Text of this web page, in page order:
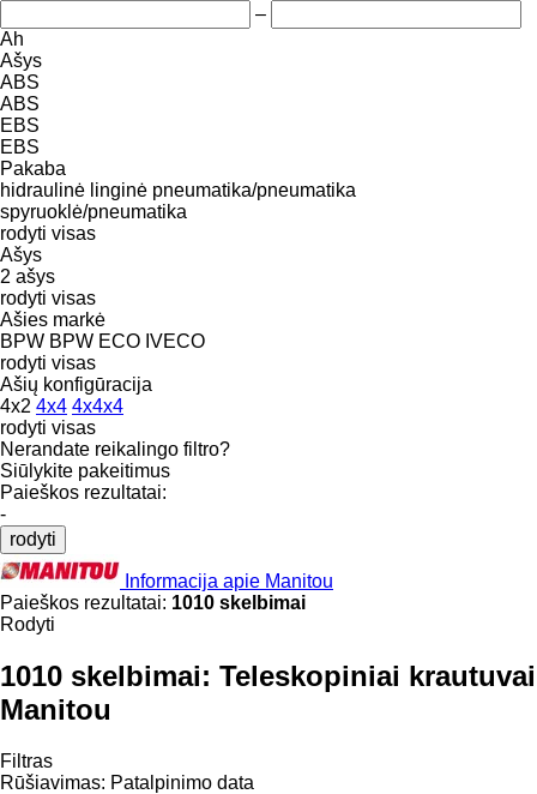
–
Ah
Ašys
ABS
ABS
EBS
EBS
Pakaba
hidraulinė linginė pneumatika/pneumatika
spyruoklė/pneumatika
rodyti visas
Ašys
2 ašys
rodyti visas
Ašies markė
BPW BPW ECO IVECO
rodyti visas
Ašių konfigūracija
4x2 4x4 4x4x4
rodyti visas
Nerandate reikalingo filtro?
Siūlykite pakeitimus
Paieškos rezultatai:
-
rodyti
Informacija apie Manitou
Paieškos rezultatai: 1010 skelbimai
Rodyti
1010 skelbimai: Teleskopiniai krautuvai
Manitou
Filtras
Rūšiavimas: Patalpinimo data